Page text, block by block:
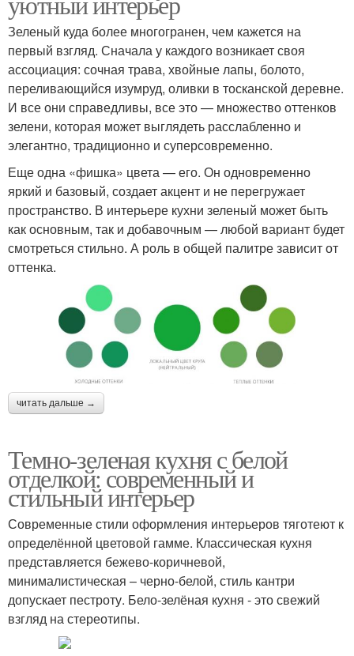
Зеленый куда более многогранен, чем кажется на
первый взгляд. Сначала у каждого возникает своя
ассоциация: сочная трава, хвойные лапы, болото,
переливающийся изумруд, оливки в тосканской деревне.
И все они справедливы, все это — множество оттенков
зелени, которая может выглядеть расслабленно и
элегантно, традиционно и суперсовременно.
Еще одна «фишка» цвета — его. Он одновременно
яркий и базовый, создает акцент и не перегружает
пространство. В интерьере кухни зеленый может быть
как основным, так и добавочным — любой вариант будет
смотреться стильно. А роль в общей палитре зависит от
оттенка.
читать дальше →
Темно-зеленая кухня с белой
отделкой: современный и
стильный интерьер
Современные стили оформления интерьеров тяготеют к
определённой цветовой гамме. Классическая кухня
представляется бежево-коричневой,
минималистическая – черно-белой, стиль кантри
допускает пестроту. Бело-зелёная кухня - это свежий
взгляд на стереотипы.